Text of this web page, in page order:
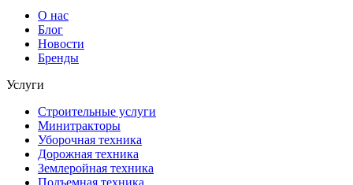
О нас
Блог
Новости
Бренды
Услуги
Строительные услуги
Минитракторы
Уборочная техника
Дорожная техника
Землеройная техника